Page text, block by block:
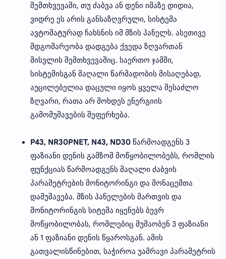
შემთხვევაში, თუ ძაბვა ან დენი იმაზე დიდია,
ვიდრე ეს არის განსაზღვრული, სისტემა
ავტომატურად ჩახსნის იმ მზის პანელს. ასეთივე
მდგომარეობა დადგება ქვედა ზღვართან
მისვლის შემთხვევაშიც. საერთო ჯამში,
სისტემისგან მაღალი წარმადობის მისაღებად,
აუცილებელია დაცული იყოს ყველა შესაძლო
ზღვარი, რათა არ მოხდეს ენერგიის
გამომუშავების შეფერხება.
P43, NR30PNET, N43, ND30 წარმოადგენს 3
ფაზიანი დენის გამზომ მოწყობილობებს, რომლის
ფუნქციას წარმოადგენს მაღალი ძაბვის
პარამეტრების მონიტორინგი და მონაცემთა
დამუშავება. მზის პანელების მართვის და
მონიტორინგის სიტემა იყენებს ბევრ
მოწყობილობას, რომლებიც მუშაობენ 3 ფაზიანი
ან 1 ფაზიანი დენის წყაროსგან. ამის
გათვალისწინებით, საჭიროა უამრავი პარამეტრის